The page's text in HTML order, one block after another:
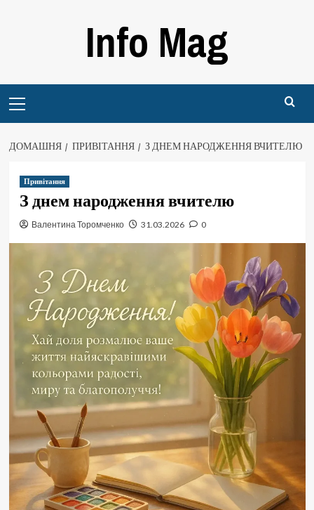
Info Mag
Menu
ДОМАШНЯ ПРИВІТАННЯ З ДНЕМ НАРОДЖЕННЯ ВЧИТЕЛЮ
Привітання
З днем народження вчителю
Валентина Торомченко 31.03.2026 0